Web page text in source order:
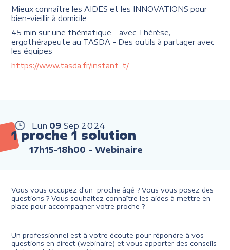
Mieux connaître les AIDES et les INNOVATIONS pour
bien-vieillir à domicile
45 min sur une thématique - avec Thérèse,
ergothérapeute au TASDA - Des outils à partager avec
les équipes
https://www.tasda.fr/instant-t/
Lun 09 Sep 2024
1 proche 1 solution
17h15-18h00 - Webinaire
Vous vous occupez d'un proche âgé ? Vous vous posez des
questions ? Vous souhaitez connaître les aides à mettre en
place pour accompagner votre proche ?
Un professionnel est à votre écoute pour répondre à vos
questions en direct (webinaire) et vous apporter des conseils